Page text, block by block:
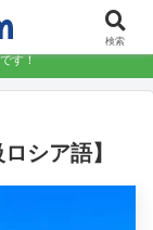
す！
シア語】
検索